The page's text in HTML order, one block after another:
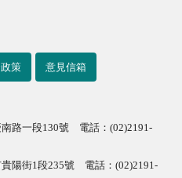
策 意見信箱
路一段130號 電話：(02)2191-
陽街1段235號 電話：(02)2191-